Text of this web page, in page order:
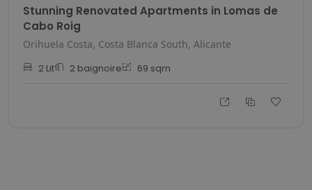
Stunning Renovated Apartments in Lomas de
Cabo Roig
Orihuela Costa, Costa Blanca South, Alicante
2 Lit 2 baignoire 69 sqm